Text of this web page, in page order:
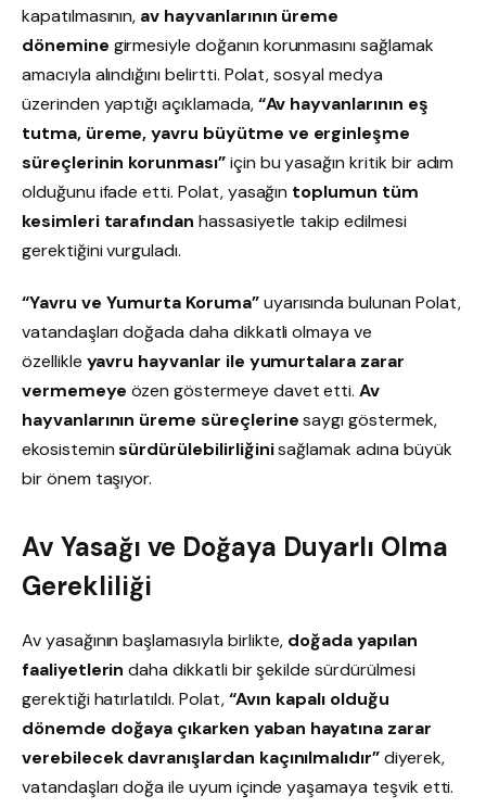
kapatılmasının, av hayvanlarının üreme
dönemine girmesiyle doğanın korunmasını sağlamak
amacıyla alındığını belirtti. Polat, sosyal medya
üzerinden yaptığı açıklamada,“Av hayvanlarının eş
tutma, üreme, yavru büyütme ve erginleşme
süreçlerinin korunması”için bu yasağın kritik bir adım
olduğunu ifade etti. Polat, yasağın toplumun tüm
kesimleri tarafından hassasiyetle takip edilmesi
gerektiğini vurguladı.
“Yavru ve Yumurta Koruma”uyarısında bulunan Polat,
vatandaşları doğada daha dikkatli olmaya ve
özellikle yavru hayvanlar ile yumurtalara zarar
vermemeye özen göstermeye davet etti.Av
hayvanlarının üreme süreçlerinesaygı göstermek,
ekosisteminsürdürülebilirliğinisağlamak adına büyük
bir önem taşıyor.
Av Yasağı ve Doğaya Duyarlı Olma
Gerekliliği
Av yasağının başlamasıyla birlikte, doğada yapılan
faaliyetlerin daha dikkatli bir şekilde sürdürülmesi
gerektiği hatırlatıldı. Polat,“Avın kapalı olduğu
dönemde doğaya çıkarken yaban hayatına zarar
verebilecek davranışlardan kaçınılmalıdır”diyerek,
vatandaşları doğa ile uyum içinde yaşamaya teşvik etti.